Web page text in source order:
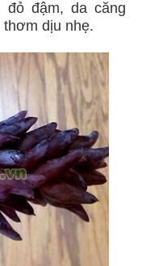
đậm, da căng
thơm dịu nhẹ.